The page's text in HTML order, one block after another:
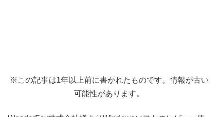
※この記事は1年以上前に書かれたものです。情報が古い
可能性があります。